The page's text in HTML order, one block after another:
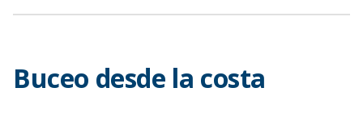
Buceo desde la costa